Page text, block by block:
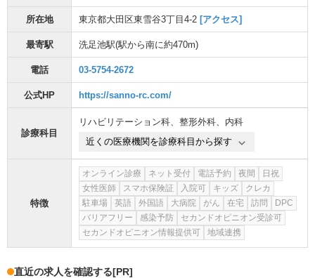
所在地 東京都大田区東雪谷3丁目4-2 [アクセス]
最寄駅 洗足池駅(駅から南に約470m)
電話 03-5754-2672
公式HP https://sanno-rc.com/
診療科目
リハビリテーション科、 整形外科、 内科
近くの医療機関を診療科目から探す
特徴
オンライン診療 ネット受付 電話予約 夜間
日祝
女性医師
スマホ保険証 入院可 キッズ
クレカ
駐車場
英語 外国語 大病院 がん 在宅 訪問
DPC
バリアフリー
感染予防
セカンドオピニオン受診可
セカンドオピニオン情報提供可
地域連携
直近の求人を確認する[PR]